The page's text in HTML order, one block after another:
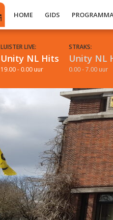
HOME GIDS
LUISTER LIVE:
Unity NL Hits
19.00 - 0.00 uur
STRAKS:
Unity NL
0.00 - 7.00 uur